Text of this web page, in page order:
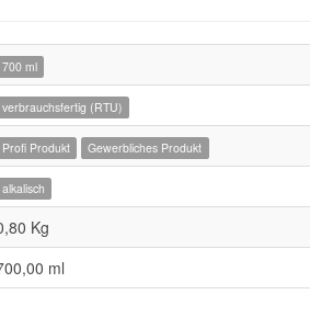
700 ml
verbrauchsfertig (RTU)
Profi Produkt Gewerbliches Produkt
alkalisch
Kg
ml